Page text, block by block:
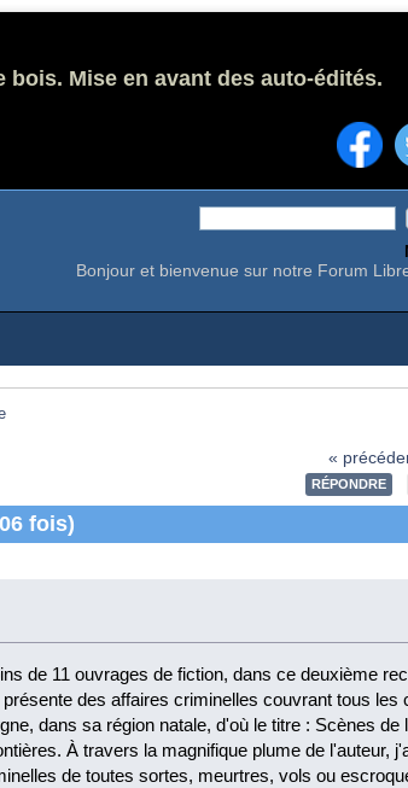
Mise en avant des auto-édités.
Bonjour et bienvenue sur notre Forum
«
RÉPONDRE
fois)
de 11 ouvrages de fiction, dans ce deuxième
des affaires criminelles couvrant tous les
dans sa région natale, d'où le titre : Scènes de
À travers la magnifique plume de l'auteur,
de toutes sortes, meurtres, vols ou